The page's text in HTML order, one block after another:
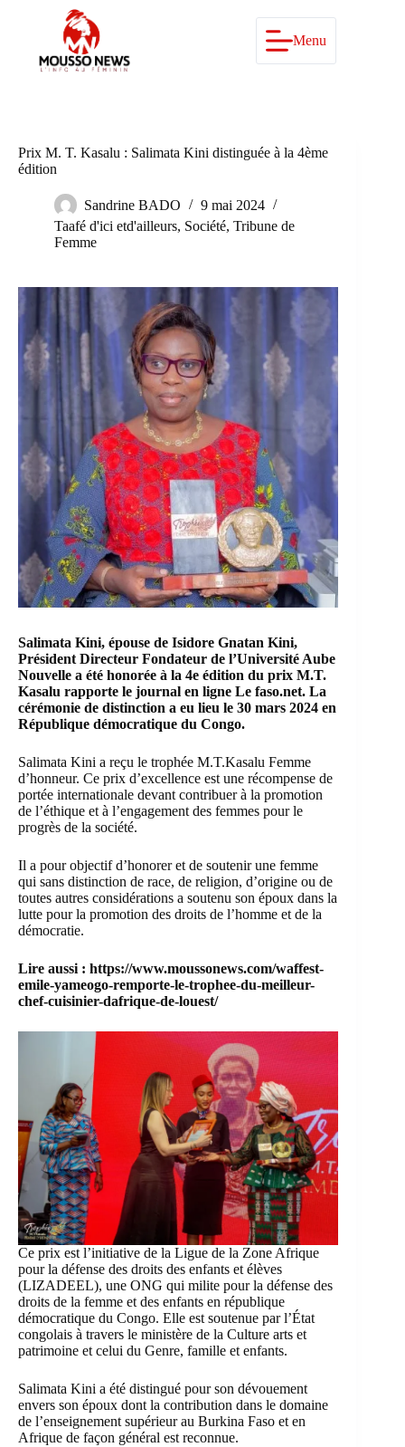
Menu
Prix M. T. Kasalu : Salimata Kini distinguée à la 4ème
édition
Sandrine BADO
9 mai 2024
Taafé d'ici etd'ailleurs, Société, Tribune de
Femme
Salimata Kini, épouse de Isidore Gnatan Kini,
Président Directeur Fondateur de l’Université Aube
Nouvelle a été honorée à la 4e édition du prix M.T.
Kasalu rapporte le journal en ligne Le faso.net. La
cérémonie de distinction a eu lieu le 30 mars 2024 en
République démocratique du Congo.
Salimata Kini a reçu le trophée M.T.Kasalu Femme
d’honneur. Ce prix d’excellence est une récompense de
portée internationale devant contribuer à la promotion
de l’éthique et à l’engagement des femmes pour le
progrès de la société.
Il a pour objectif d’honorer et de soutenir une femme
qui sans distinction de race, de religion, d’origine ou de
toutes autres considérations a soutenu son époux dans la
lutte pour la promotion des droits de l’homme et de la
démocratie.
Lire aussi : https://www.moussonews.com/waffest-
emile-yameogo-remporte-le-trophee-du-meilleur-
chef-cuisinier-dafrique-de-louest/
Ce prix est l’initiative de la Ligue de la Zone Afrique
pour la défense des droits des enfants et élèves
(LIZADEEL), une ONG qui milite pour la défense des
droits de la femme et des enfants en république
démocratique du Congo. Elle est soutenue par l’État
congolais à travers le ministère de la Culture arts et
patrimoine et celui du Genre, famille et enfants.
Salimata Kini a été distingué pour son dévouement
envers son époux dont la contribution dans le domaine
de l’enseignement supérieur au Burkina Faso et en
Afrique de façon général est reconnue.